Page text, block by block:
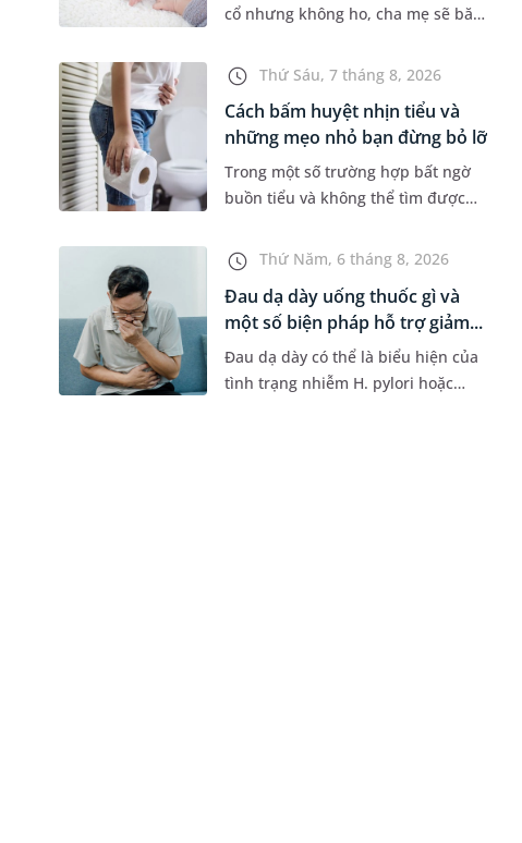
cổ nhưng không ho, cha mẹ sẽ băn
đường hô hấp hay không. Những
chia sẻ dưới đây sẽ giúp ch...
Thứ Sáu, 7 tháng 8, 2026
Cách bấm huyệt nhịn tiểu và
những mẹo nhỏ bạn đừng bỏ lỡ
Trong một số trường hợp bất ngờ
buồn tiểu và không thể tìm được
dụng phương pháp bấm huyệt
nhịn tiểu. Vậy cách bấm huyệt
nhịn...
Thứ Năm, 6 tháng 8, 2026
Đau dạ dày uống thuốc gì và
một số biện pháp hỗ trợ giảm...
Đau dạ dày có thể là biểu hiện của
tình trạng nhiễm H. pylori hoặc